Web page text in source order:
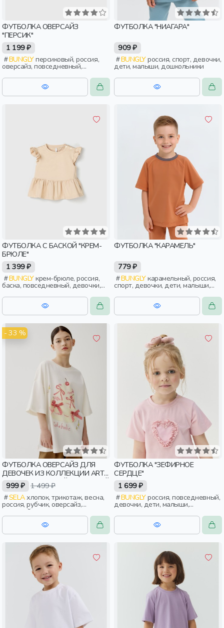
ФУТБОЛКА ОВЕРСАЙЗ
"ПЕРСИК"
1 199 ₽
BUNGLYперсиковый, россия,
оверсайз, повседневный,
девочки, дети, малыши,
дошкольники
ФУТБОЛКА "НИАГАРА"
909 ₽
BUNGLYроссия, спорт, девочки,
дети, малыши, дошкольники
ФУТБОЛКА С БАСКОЙ "КРЕМ-
БРЮЛЕ"
1 399 ₽
BUNGLYкрем-брюле, россия,
баска, повседневный, девочки,
ФУТБОЛКА "КАРАМЕЛЬ"
779 ₽
BUNGLYкарамельный, россия,
спорт, девочки, дети, малыши,
дошкольники
- 33 %
ФУТБОЛКА ОВЕРСАЙЗ ДЛЯ
ДЕВОЧЕК ИЗ КОЛЛЕКЦИИ ART
PEOPLE С АВРОРОЙ ЕФИМОВОЙ
999 ₽ 1 499 ₽
SELAхлопок, трикотаж, весна,
россия, рубчик, оверсайз,
короткий рукав, прямые,
короткие, бант, свободные,
клетка, принт, вырез, круглый
вырез, девочки, дети
ФУТБОЛКА "ЗЕФИРНОЕ
СЕРДЦЕ"
1 699 ₽
BUNGLYроссия, повседневный,
девочки, дети, малыши,